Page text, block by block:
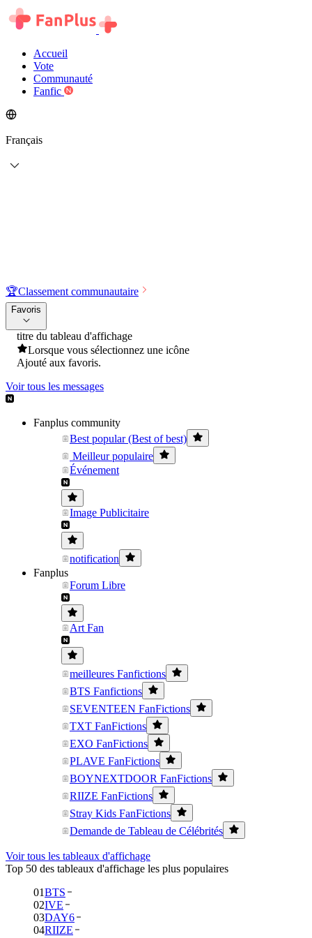
Accueil
Vote
Communauté
Fanfic
Français
🏆Classement communautaire
Favoris
titre du tableau d'affichage
Lorsque vous sélectionnez une icône
Ajouté aux favoris.
Voir tous les messages
Fanplus community
Best popular (Best of best)
Meilleur populaire
Événement
Image Publicitaire
notification
Fanplus
Forum Libre
Art Fan
meilleures Fanfictions
BTS Fanfictions
SEVENTEEN FanFictions
TXT FanFictions
EXO FanFictions
PLAVE FanFictions
BOYNEXTDOOR FanFictions
RIIZE FanFictions
Stray Kids FanFictions
Demande de Tableau de Célébrités
Voir tous les tableaux d'affichage
Top 50 des tableaux d'affichage les plus populaires
01BTS
02IVE
03DAY6
04RIIZE